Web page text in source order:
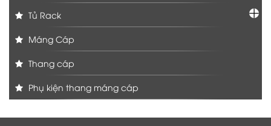
Tủ Rack
Máng Cáp
Thang cáp
Phụ kiện thang máng cáp